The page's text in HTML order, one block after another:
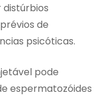
distúrbios
de
psicóticas.
pode
espermatozóides